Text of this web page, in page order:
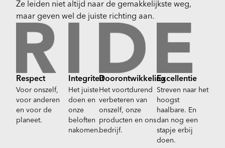
Ze leiden niet altijd naar de gemakkelijkste weg,
maar geven wel de juiste richting aan.
Respect
Voor onszelf,
voor anderen
en voor de
planeet.
Integriteit
Het juiste
doen en
onze
beloften
nakomen.
Doorontwikkeling
Het voortdurend
verbeteren van
onszelf, onze
producten en ons
bedrijf.
Excellentie
Streven naar het
hoogst
haalbare. En
dan nog een
stapje erbij
doen.